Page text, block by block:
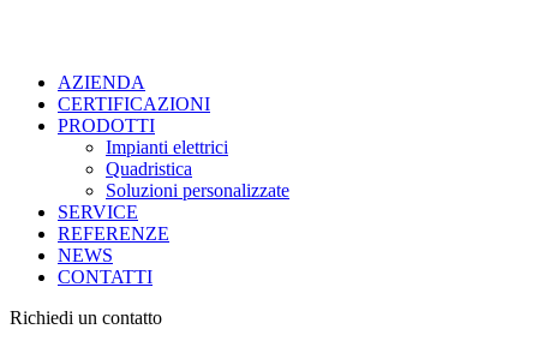
AZIENDA
CERTIFICAZIONI
PRODOTTI
Impianti elettrici
Quadristica
Soluzioni personalizzate
SERVICE
REFERENZE
NEWS
CONTATTI
Richiedi un contatto